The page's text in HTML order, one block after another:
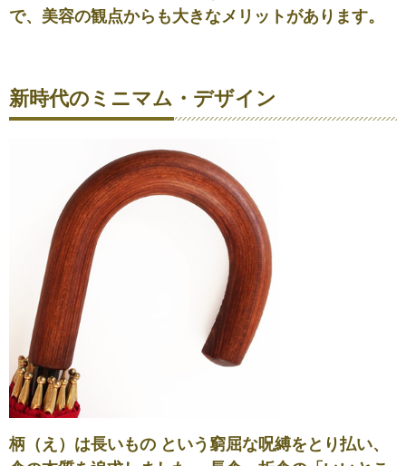
で、美容の観点からも大きなメリットがあります。
新時代のミニマム・デザイン
柄（え）は長いもの という窮屈な呪縛をとり払い、